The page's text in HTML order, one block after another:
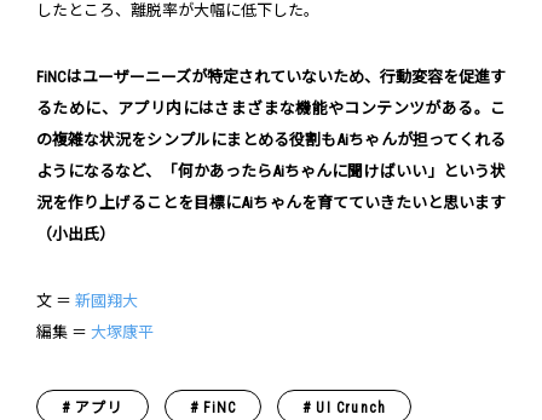
したところ、離脱率が大幅に低下した。
FiNCはユーザーニーズが特定されていないため、行動変容を促進す
るために、アプリ内にはさまざまな機能やコンテンツがある。こ
の複雑な状況をシンプルにまとめる役割もAiちゃんが担ってくれる
ようになるなど、「何かあったらAiちゃんに聞けばいい」という状
況を作り上げることを目標にAiちゃんを育てていきたいと思います
（小出氏）
文 ＝ 新國翔大
編集 ＝ 大塚康平
アプリ FiNC UI Crunch